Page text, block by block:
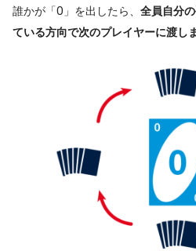
誰かが「0」を出したら、 全員自分
ている方向で次のプレイヤーに渡し